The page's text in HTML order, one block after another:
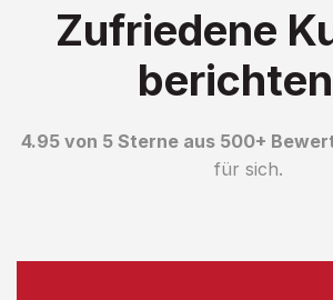
Zufriedene
4.95 von 5 Sterne aus 500+
für sich.